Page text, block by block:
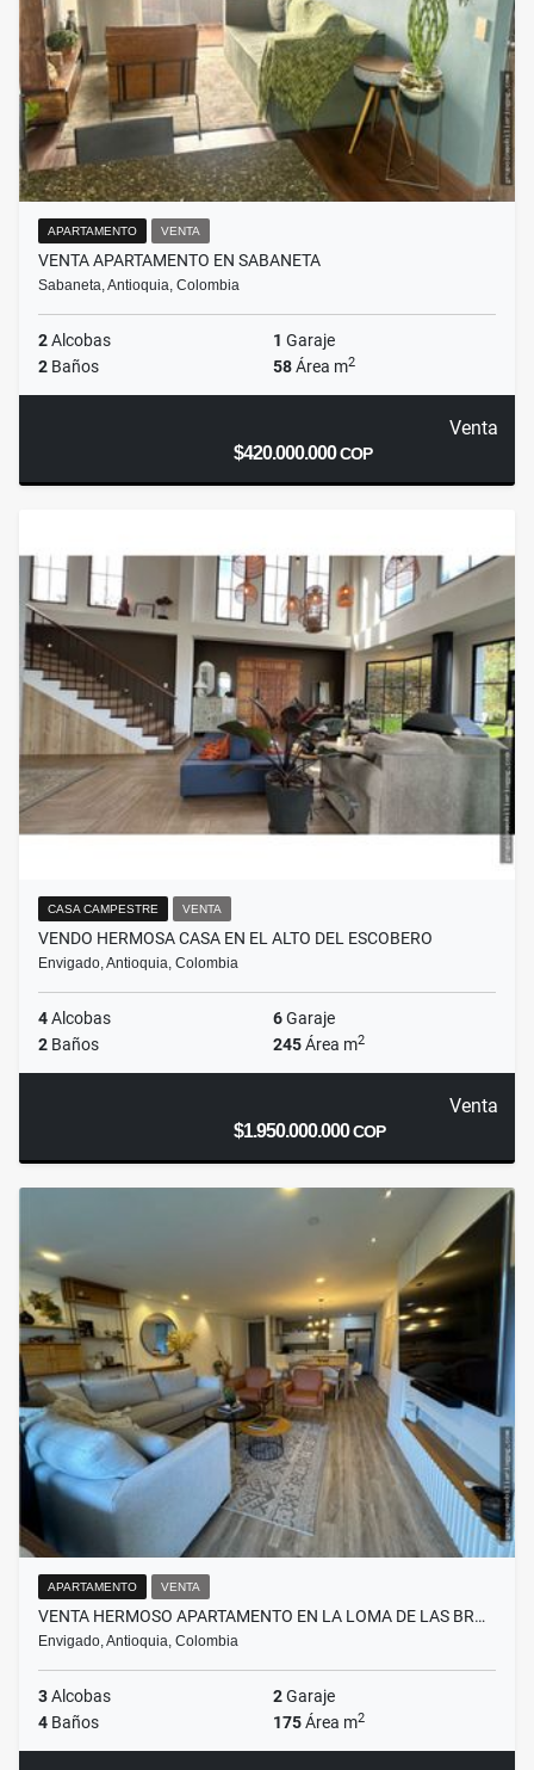
APARTAMENTO VENTA
VENTA APARTAMENTO EN SABANETA
Sabaneta, Antioquia, Colombia
2Alcobas 1 Garaje
2 Baños 58Área m2
Venta
$420.000.000COP
CASA CAMPESTRE VENTA
VENDO HERMOSA CASA EN EL ALTO DEL ESCOBERO
Envigado, Antioquia, Colombia
4Alcobas 6Garaje
2 Baños 245Área m2
Venta
$1.950.000.000COP
APARTAMENTO VENTA
VENTA HERMOSO APARTAMENTO EN LA LOMA DE LAS BR…
Envigado, Antioquia, Colombia
3Alcobas 2Garaje
4 Baños 175Área m2